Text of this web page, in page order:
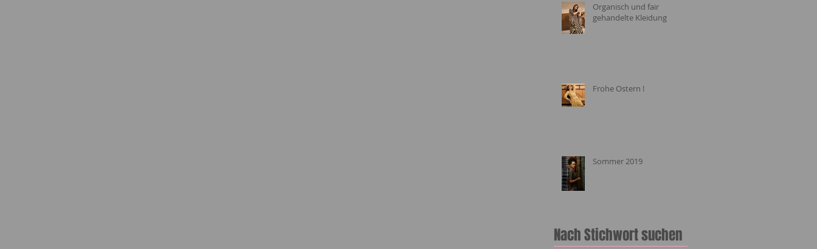
Organisch und fair
gehandelte Kleidung
Frohe Ostern !
Sommer 2019
Nach Stichwort suchen